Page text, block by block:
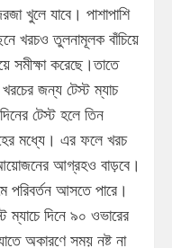
খুলে যাবে। পাশাপাশি
খরচও তুলনামূলক বাঁচিয়ে
করেছে।তাতে
জন্য টেস্ট ম্যাচ
টেস্ট হলে তিন
মধ্যে। এর ফলে খরচ
আগ্রহও বাড়বে।
পরিবর্তন আসতে পারে।
ম্যাচে দিনে ৯০ ওভারের
অকারণে সময় নষ্ট না